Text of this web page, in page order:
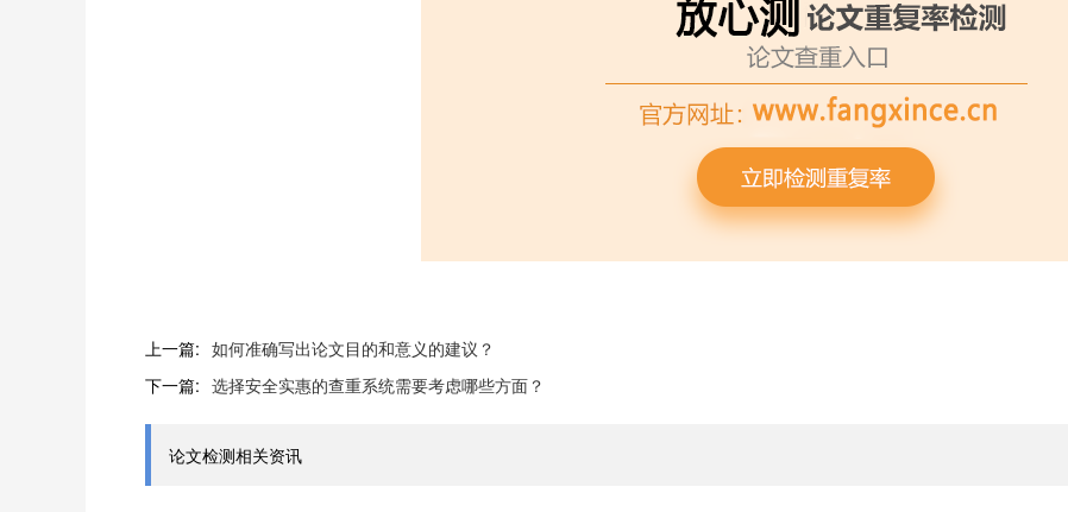
上一篇: 如何准确写出论文目的和意义的建议？
下一篇: 选择安全实惠的查重系统需要考虑哪些方面？
论文检测相关资讯